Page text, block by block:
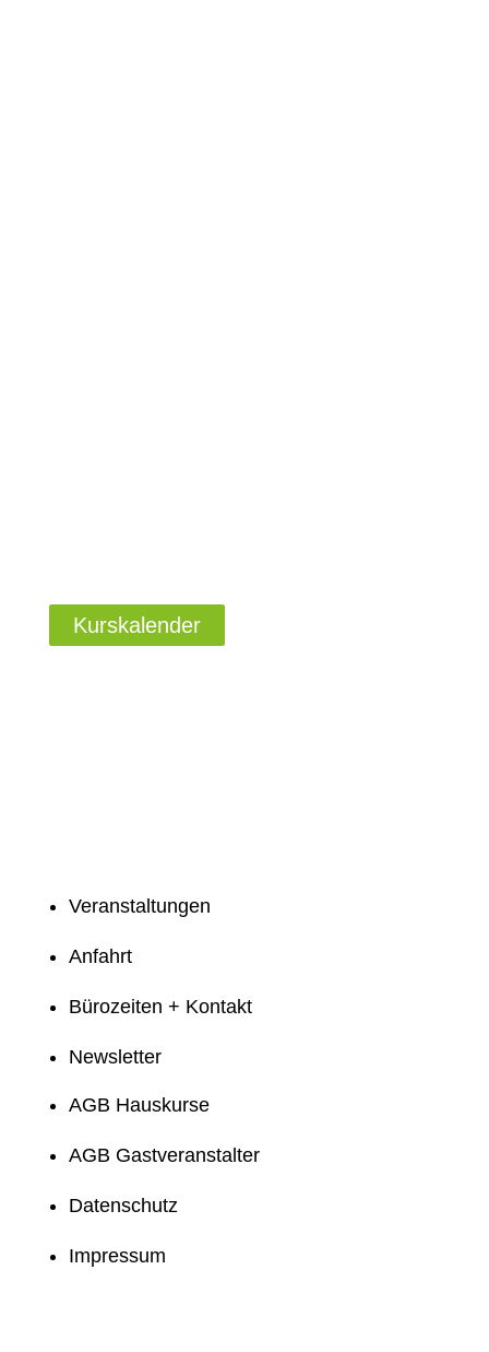
Kurskalender
Veranstaltungen
Anfahrt
Bürozeiten + Kontakt
Newsletter
AGB Hauskurse
AGB Gastveranstalter
Datenschutz
Impressum